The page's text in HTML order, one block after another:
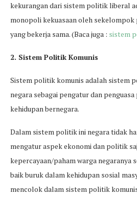
kekurangan dari sistem politik liberal
monopoli kekuasaan oleh sekelompok
yang bekerja sama. (Baca juga : sistem
2. Sistem Politik Komunis
Sistem politik komunis adalah sistem
negara sebagai pengatur dan
kehidupan bernegara.
Dalam sistem politik ini negara tidak
mengatur aspek ekonomi dan politik
kepercayaan/paham warga negaranya
baik buruk dalam kehidupan sosial
mencolok dalam sistem politik